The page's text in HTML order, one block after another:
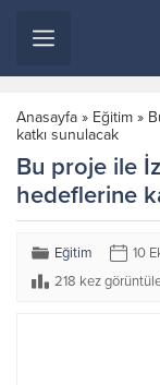
Anasayfa » Eğitim »
katkı sunulacak
Bu proje ile
hedeflerine
Eğitim 10
218 kez